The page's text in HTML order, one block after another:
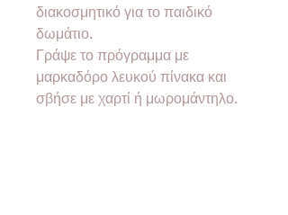
διακοσμητικό για το παιδικό
δωμάτιο.
Γράψε το πρόγραμμα με
μαρκαδόρο λευκού πίνακα και
σβήσε με χαρτί ή μωρομάντηλο.